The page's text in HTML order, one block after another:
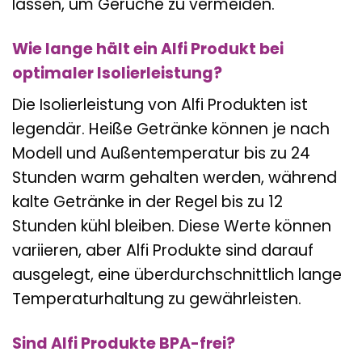
Wie lange hält ein Alfi Produkt bei
optimaler Isolierleistung?
Die Isolierleistung von Alfi Produkten ist
legendär. Heiße Getränke können je nach
Modell und Außentemperatur bis zu 24
Stunden warm gehalten werden, während
kalte Getränke in der Regel bis zu 12
Stunden kühl bleiben. Diese Werte können
variieren, aber Alfi Produkte sind darauf
ausgelegt, eine überdurchschnittlich lange
Temperaturhaltung zu gewährleisten.
Sind Alfi Produkte BPA-frei?